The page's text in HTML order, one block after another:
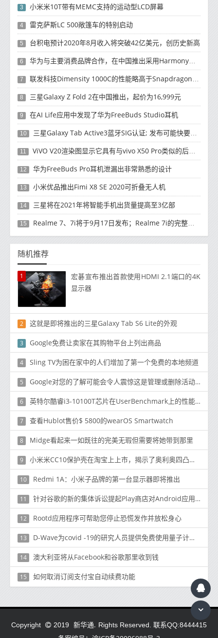
3 小米米10T带有MEMC支持的运动型LCD屏幕
4 雷克萨斯LC 500敞篷车的特别启动
5 台积电预计2020年8月收入将突破42亿美元，创历史新高
6 华为与主要消费品牌合作，在中国推出采用HarmonyOS 2.0的智能家居产品
7 联发科技Dimensity 1000C的性能略高于Snapdragon 765G
8 三星Galaxy Z Fold 2在中国推出，起价为16,999元
9 在AI Life应用中发现了华为FreeBuds Studio耳机
10 三星Galaxy Tab Active3蓝牙SIG认证; 发布可能快要结束了
11 ViVO V20渲染图显示它具有与vivo X50 Pro类似的后部设计
12 华为FreeBuds Pro耳机泄漏出非常熟悉的设计
13 小米优品推出Fimi X8 SE 2020可折叠无人机
14 三星将在2021年将智能手机出货量提高至3亿部
15 Realme 7、7i将于9月17日发布；Realme 7i的完整规格并导致泄漏
随机推荐
1
宏碁宣布推出首款使用HDMI 2.1端口的4K
显示器
2 这就是即将推出的三星Galaxy Tab S6 Lite的外观
3 Google免费让卖家在其购物平台上列出商品
4 Sling TV为困在家中的人们增加了第一个免费的本地频道
5 Google对您的了解可能会令人震惊这是管理或删除活动的方法
6 英特尔酷睿i3-10100T芯片在UserBenchmark上的性能为Comet Lake预算选择带来希望
7 查看Hublot售价$ 5800的wearOS Smartwatch
8 Midge看起来一如既往的完美无瑕但需要将她带到那里
9 小米米CC10保护壳在淘宝上上市，揭示了奥利奥四凸轮设计
10 Redmi 1A：小米子品牌的第一台显示器即将推出
11 针对谷歌的新的集体诉讼提起Play商店对Android应用分发的垄断
12 Rootd应用程序可帮助您停止恐慌发作并放松身心
13 D-Wave为covid -19的研究人员提供免费使用量子计算机的机会
14 澳大利亚将从Facebook和谷歌那里收到钱
15 如何取消订阅支付宝自动续费功能
Copyright 2019 新华通. Rights Reserved. 联系QQ:8444415